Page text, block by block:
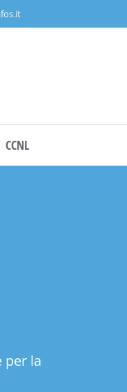
CCNL
per la